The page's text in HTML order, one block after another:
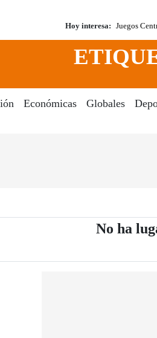
Hoy interesa: Juegos
Económicas Globales
No ha